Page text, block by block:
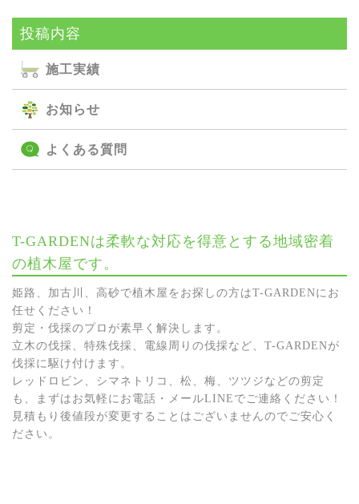
投稿内容
施⼯実績
お知らせ
よくある質問
T-GARDENは柔軟な対応を得意とする地域密着
の植木屋です。
姫路、加古川、高砂で植木屋をお探しの方はT-GARDENにお
任せください！
剪定・伐採のプロが素早く解決します。
立木の伐採、特殊伐採、電線周りの伐採など、T-GARDENが
伐採に駆け付けます。
レッドロビン、シマネトリコ、松、梅、ツツジなどの剪定
も、まずはお気軽にお電話・メールLINEでご連絡ください！
見積もり後値段が変更することはございませんのでご安心く
ださい。